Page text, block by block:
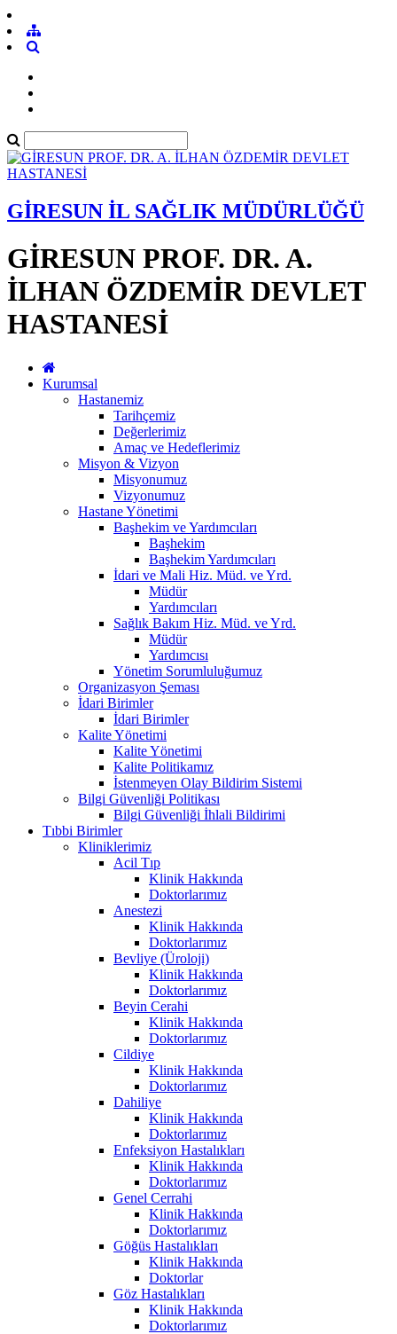
GİRESUN İL SAĞLIK MÜDÜRLÜĞÜ
GİRESUN PROF. DR. A.
İLHAN ÖZDEMİR DEVLET
HASTANESİ
Kurumsal
Hastanemiz
Tarihçemiz
Değerlerimiz
Amaç ve Hedeflerimiz
Misyon & Vizyon
Misyonumuz
Vizyonumuz
Hastane Yönetimi
Başhekim ve Yardımcıları
Başhekim
Başhekim Yardımcıları
İdari ve Mali Hiz. Müd. ve Yrd.
Müdür
Yardımcıları
Sağlık Bakım Hiz. Müd. ve Yrd.
Müdür
Yardımcısı
Yönetim Sorumluluğumuz
Organizasyon Şeması
İdari Birimler
İdari Birimler
Kalite Yönetimi
Kalite Yönetimi
Kalite Politikamız
İstenmeyen Olay Bildirim Sistemi
Bilgi Güvenliği Politikası
Bilgi Güvenliği İhlali Bildirimi
Tıbbi Birimler
Kliniklerimiz
Acil Tıp
Klinik Hakkında
Doktorlarımız
Anestezi
Klinik Hakkında
Doktorlarımız
Bevliye (Üroloji)
Klinik Hakkında
Doktorlarımız
Beyin Cerahi
Klinik Hakkında
Doktorlarımız
Cildiye
Klinik Hakkında
Doktorlarımız
Dahiliye
Klinik Hakkında
Doktorlarımız
Enfeksiyon Hastalıkları
Klinik Hakkında
Doktorlarımız
Genel Cerrahi
Klinik Hakkında
Doktorlarımız
Göğüs Hastalıkları
Klinik Hakkında
Doktorlar
Göz Hastalıkları
Klinik Hakkında
Doktorlarımız